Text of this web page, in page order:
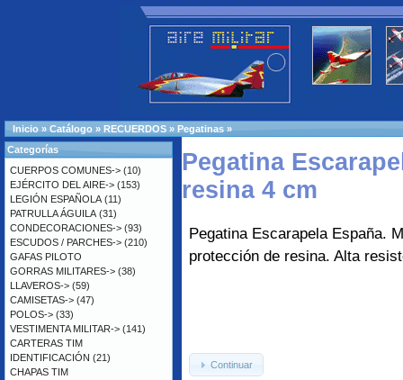
Inicio » Catálogo » RECUERDOS » Pegatinas »
Pegatina
resina 4 cm
Pegatina Escarapela España.
protección de resina. Alta
Continuar
Categorías
CUERPOS COMUNES-> (10)
EJÉRCITO DEL AIRE-> (153)
LEGIÓN ESPAÑOLA (11)
PATRULLA ÁGUILA (31)
CONDECORACIONES-> (93)
ESCUDOS / PARCHES-> (210)
GAFAS PILOTO
GORRAS MILITARES-> (38)
LLAVEROS-> (59)
CAMISETAS-> (47)
POLOS-> (33)
VESTIMENTA MILITAR-> (141)
CARTERAS TIM
IDENTIFICACIÓN (21)
CHAPAS TIM